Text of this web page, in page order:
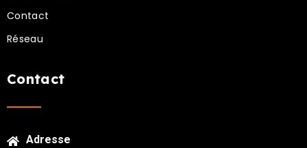
Contact
Réseau
Contact
Adresse